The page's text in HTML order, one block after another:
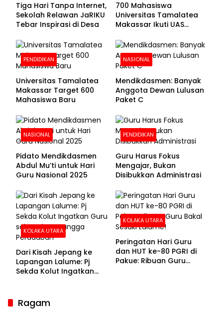
Tiga Hari Tanpa Internet,
Sekolah Relawan JaRIKU
Tebar Inspirasi di Desa
700 Mahasiswa
Universitas Tamalatea
Makassar Ikuti UAS
PENDIDIKAN
Universitas Tamalatea
Makassar Target 600
Mahasiswa Baru
NASIONAL
Mendikdasmen: Banyak
Anggota Dewan Lulusan
Paket C
NASIONAL
Pidato Mendikdasmen
Abdul Mu’ti untuk Hari
Guru Nasional 2025
PENDIDIKAN
Guru Harus Fokus
Mengajar, Bukan
Disibukkan Administrasi
KOLAKA UTARA
Dari Kisah Jepang ke
Lapangan Lalume: Pj
Sekda Kolut Ingatkan
KOLAKA UTARA
Peringatan Hari Guru
dan HUT ke-80 PGRI di
Pakue: Ribuan Guru
Ragam
Sekda Kolaka Utara Hadiri RUPSLB BPR Bahteramas,